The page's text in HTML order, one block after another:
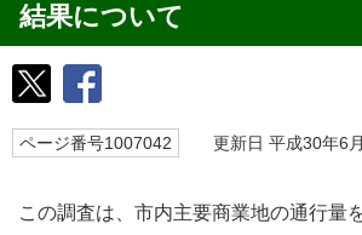
結果について
ページ番号1007042 更新日 平成30年6
この調査は、市内主要商業地の通行量